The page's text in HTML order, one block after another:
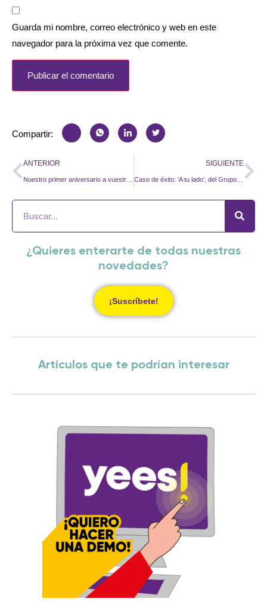
Guarda mi nombre, correo electrónico y web en este
navegador para la próxima vez que comente.
Compartir:
ANTERIOR
Nuestro primer aniversario a vuestro lado
SIGUIENTE
Caso de éxito: ‘A tu lado’, del Grupo Santalucía
¿Quieres enterarte de todas nuestras
novedades?
¡Suscríbete!
Artículos que te podrían interesar